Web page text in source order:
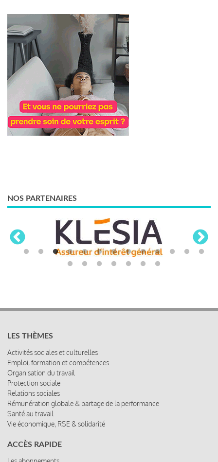
NOS PARTENAIRES
LES THÈMES
Activités sociales et culturelles
Emploi, formation et compétences
Organisation du travail
Protection sociale
Relations sociales
Rémunération globale & partage de la performance
Santé au travail
Vie économique, RSE & solidarité
ACCÈS RAPIDE